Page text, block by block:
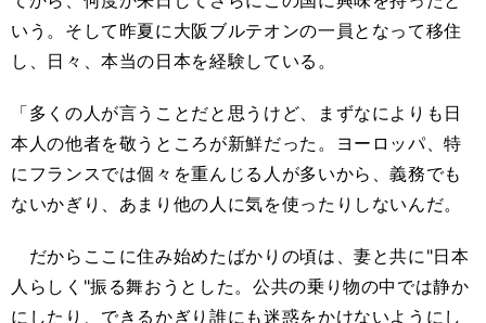
いう。そして昨夏に大阪ブルテオンの一員となって移住
し、日々、本当の日本を経験している。
「多くの人が言うことだと思うけど、まずなによりも日
本人の他者を敬うところが新鮮だった。ヨーロッパ、特
にフランスでは個々を重んじる人が多いから、義務でも
ないかぎり、あまり他の人に気を使ったりしないんだ。
だからここに住み始めたばかりの頃は、妻と共に"日本
人らしく"振る舞おうとした。公共の乗り物の中では静か
にしたり、できるかぎり誰にも迷惑をかけないようにし